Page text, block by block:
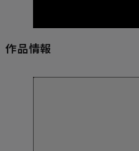
作品情報